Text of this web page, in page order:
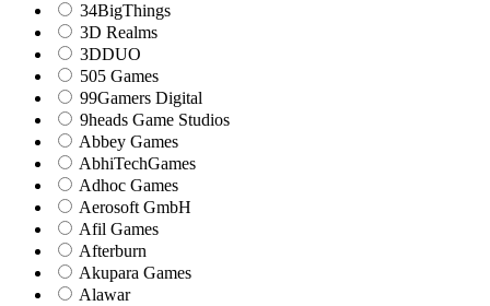
34BigThings
3D Realms
3DDUO
505 Games
99Gamers Digital
9heads Game Studios
Abbey Games
AbhiTechGames
Adhoc Games
Aerosoft GmbH
Afil Games
Afterburn
Akupara Games
Alawar